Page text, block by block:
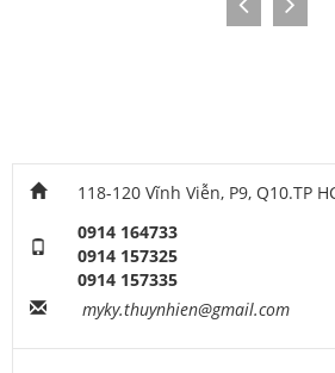
118-120 Vĩnh Viễn, P9, Q10.TP
0914 164733
0914 157325
0914 157335
myky.thuynhien@gmail.com